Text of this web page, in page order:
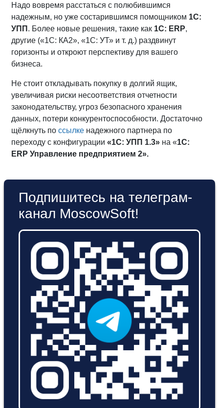
Надо вовремя расстаться с полюбившимся
надежным, но уже состарившимся помощником 1С:
УПП . Более новые решения, такие как 1С: ERP,
другие («1С: КА2», «1С: УТ» и т. д.) раздвинут
горизонты и откроют перспективу для вашего
бизнеса.
Не стоит откладывать покупку в долгий ящик,
увеличивая риски несоответствия отчетности
законодательству, угроз безопасного хранения
данных, потери конкурентоспособности. Достаточно
щёлкнуть по ссылке надежного партнера по
переходу с конфигурации «1С: УПП 1.3» на «1С:
ERP Управление предприятием 2».
Подпишитесь на телеграм-
канал MoscowSoft!